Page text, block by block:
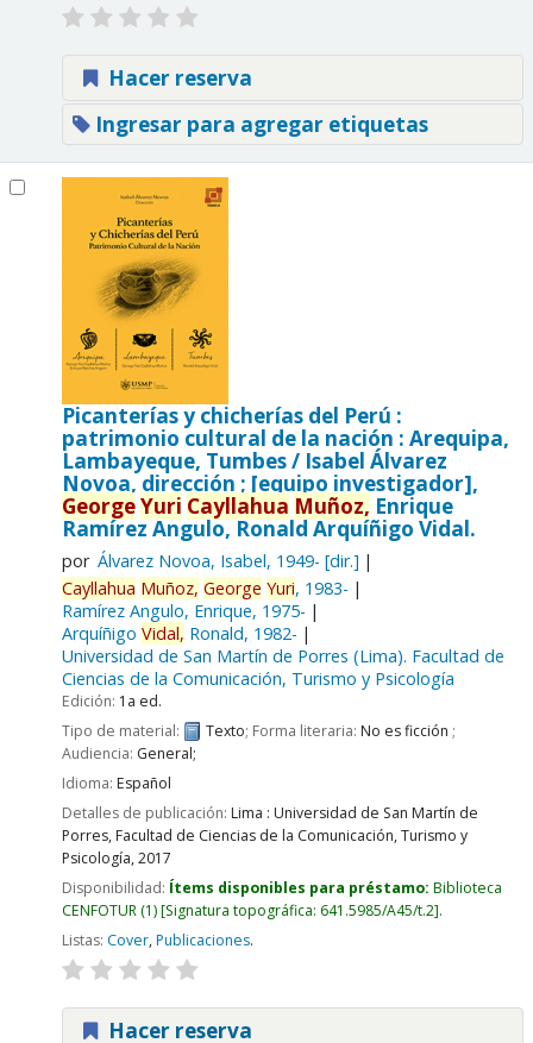
Hacer reserva
Ingresar para agregar etiquetas
Picanterías y chicherías del Perú :
patrimonio cultural de la nación : Arequipa,
Lambayeque, Tumbes / Isabel Álvarez
Novoa, dirección ; [equipo investigador],
GeorgeYuri Cayllahua Muñoz, Enrique
Ramírez Angulo, Ronald Arquíñigo Vidal.
por Álvarez Novoa, Isabel, 1949- [dir.]
Cayllahua Muñoz, George Yuri, 1983-
Ramírez Angulo, Enrique, 1975-
Arquíñigo Vidal, Ronald, 1982-
Universidad de San Martín de Porres (Lima). Facultad de
Ciencias de la Comunicación, Turismo y Psicología
Edición: 1a ed.
Tipo de material:
Texto; Forma literaria: No es ficción ;
Audiencia: General;
Idioma: Español
Detalles de publicación: Lima : Universidad de San Martín de
Porres, Facultad de Ciencias de la Comunicación, Turismo y
Psicología,2017
Disponibilidad: Ítems disponibles para préstamo: Biblioteca
CENFOTUR(1) Signatura topográfica: 641.5985/A45/t.2 .
Listas: Cover,Publicaciones.
Hacer reserva